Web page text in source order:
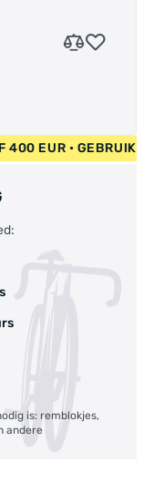
VANAF 400 EUR •
is: remblokjes,
andere